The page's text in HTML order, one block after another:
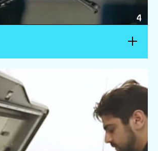
compétitivité de ses clients en
de l’ingénierie, du prototypage et